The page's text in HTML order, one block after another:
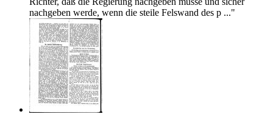
nachgeben werde, wenn die steile Felswand des p ..."